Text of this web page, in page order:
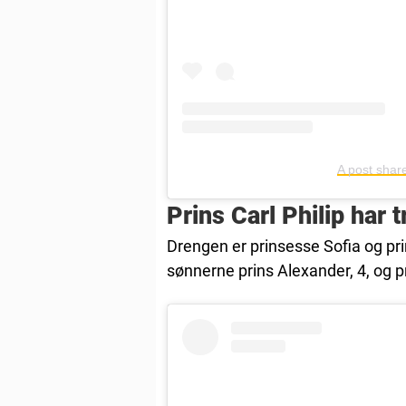
A post
Prins Carl Philip har
Drengen er prinsesse Sofia og
sønnerne prins Alexander, 4, og